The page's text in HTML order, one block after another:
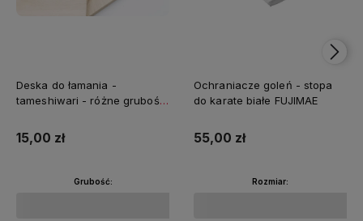
Deska do łamania -
tameshiwari - różne grubości
15,00 zł
Grubość:
Ochraniacze goleń - stopa
do karate białe FUJIMAE
55,00 zł
Rozmiar: